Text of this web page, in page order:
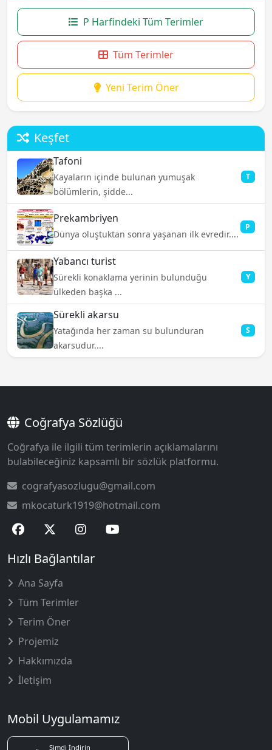
P Harfindeki Tüm Terimler
Tüm Terimler
Yeni Terim Öner
Keşfet
Tafoni
Kayaların içinde bulunan yumuşak
bölümlerin, şidde...
T
Prekambriyen
Dünya oluştuktan sonra yaşanan ilk evredir....
P
Yabancı turist
Sürekli konaklama yerinin bulunduğu
ülkeden başka ...
Y
Sürekli akarsu
Yatağında her zaman su bulunduran
akarsudur....
S
Coğrafya Sözlüğü
Coğrafya ile ilgili tüm terimlerin açıklamalarını
bulabileceğiniz kapsamlı bir sözlük platformu.
cografyasozlugu@gmail.com
mkocaturk1919@hotmail.com
Hızlı Bağlantılar
Ana Sayfa
Tüm Terimler
Terim Öner
Projemiz
Hakkımızda
İletişim
Mobil Uygulamamız
Şimdi İndirin